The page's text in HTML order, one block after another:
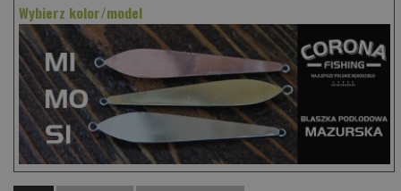
Wybierz kolor/model